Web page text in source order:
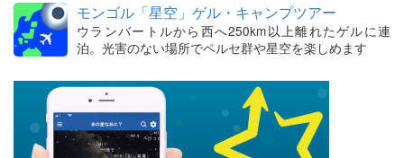
モンゴル「星空」ゲル・キャンプツアー
ウランバートルから西へ250km以上離れたゲルに連
泊。光害のない場所でペルセ群や星空を楽しめます